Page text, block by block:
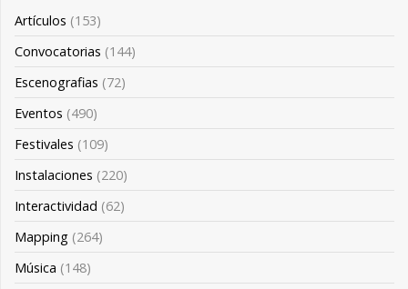
Artículos (153)
Convocatorias (144)
Escenografias (72)
Eventos (490)
Festivales (109)
Instalaciones (220)
Interactividad (62)
Mapping (264)
Música (148)